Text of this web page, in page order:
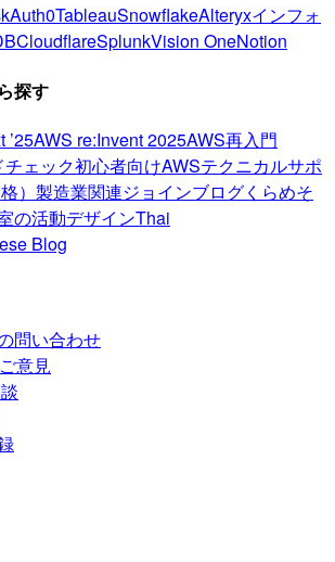
Auth0TableauSnowflakeAlteryxインフォ
CloudflareSplunkVision OneNotion
探す
’25AWS re:Invent 2025AWS再入門
ェック初心者向けAWSテクニカルサポ
） 製造業関連ジョインブログくらめそ
の活動デザインThai
Blog
問い合わせ
意見